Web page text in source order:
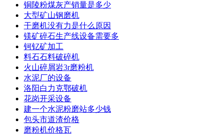
铜陵粉煤灰产销量是多少
大型矿山钢磨机
干磨机没有力是什么原因
镁矿碎石生产线设备需要多
钶钇矿加工
料石石料破碎机
火山碎屑岩3r磨粉机
水泥厂的设备
洛阳白力克鄂破机
花岗开采设备
建一个水泥粉磨站多少钱
包头市道渣价格
磨粉机价格瓦